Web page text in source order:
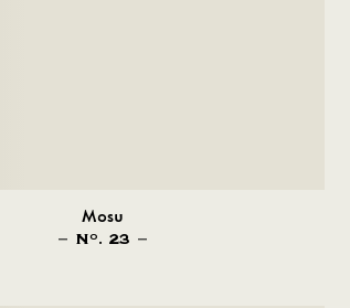
Mosu
NO . 23